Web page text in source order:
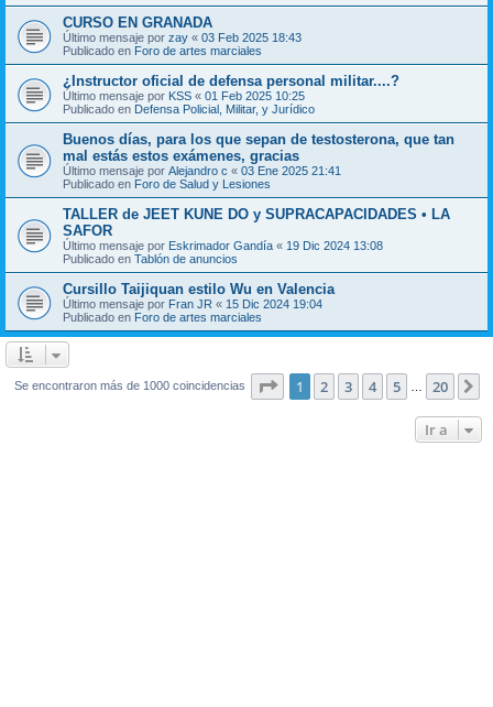
CURSO EN GRANADA
Último mensaje por zay « 03 Feb 2025 18:43
Publicado en Foro de artes marciales
¿Instructor oficial de defensa personal militar....?
Último mensaje por KSS « 01 Feb 2025 10:25
Publicado en Defensa Policial, Militar, y Jurídico
Buenos días, para los que sepan de testosterona, que tan
mal estás estos exámenes, gracias
Último mensaje por Alejandro c « 03 Ene 2025 21:41
Publicado en Foro de Salud y Lesiones
TALLER de JEET KUNE DO y SUPRACAPACIDADES • LA
SAFOR
Último mensaje por Eskrimador Gandía « 19 Dic 2024 13:08
Publicado en Tablón de anuncios
Cursillo Taijiquan estilo Wu en Valencia
Último mensaje por Fran JR « 15 Dic 2024 19:04
Publicado en Foro de artes marciales
Se encontraron más de 1000 coincidencias Página de 20
1 2 3 4 5 20
Ir a